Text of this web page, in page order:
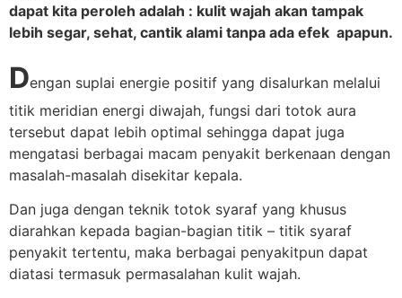
dapat kita peroleh adalah : kulit wajah akan tampak
lebih segar, sehat, cantik alami tanpa ada efek apapun.
Dengan suplai energie positif yang disalurkan melalui
titik meridian energi diwajah, fungsi dari totok aura
tersebut dapat lebih optimal sehingga dapat juga
mengatasi berbagai macam penyakit berkenaan dengan
masalah-masalah disekitar kepala.
Dan juga dengan teknik totok syaraf yang khusus
diarahkan kepada bagian-bagian titik – titik syaraf
penyakit tertentu, maka berbagai penyakitpun dapat
diatasi termasuk permasalahan kulit wajah.